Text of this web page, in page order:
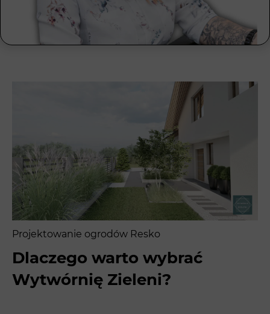
Projektowanie ogrodów Resko
Dlaczego warto wybrać
Wytwórnię Zieleni?